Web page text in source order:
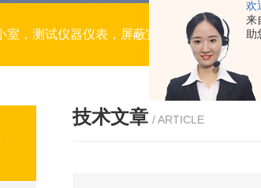
欢
来
助
室，测试仪器仪表，屏蔽室，电波暗室，电
技术文章 / ARTICLE